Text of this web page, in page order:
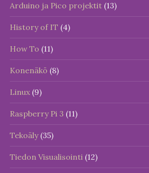
Arduino ja Pico projektit (13)
History of IT (4)
How To (11)
Konenäkö (8)
Linux (9)
Raspberry Pi 3 (11)
Tekoäly(35)
Tiedon Visualisointi (12)